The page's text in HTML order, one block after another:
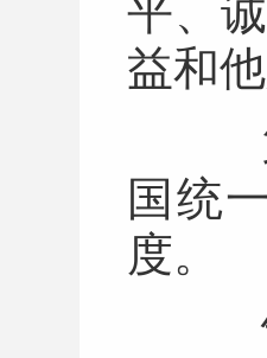
平、
益和
第
国统
度。
气